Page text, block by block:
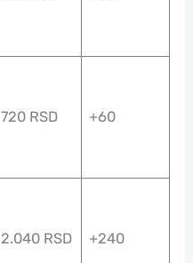
720 RSD +60
2.040 RSD +240